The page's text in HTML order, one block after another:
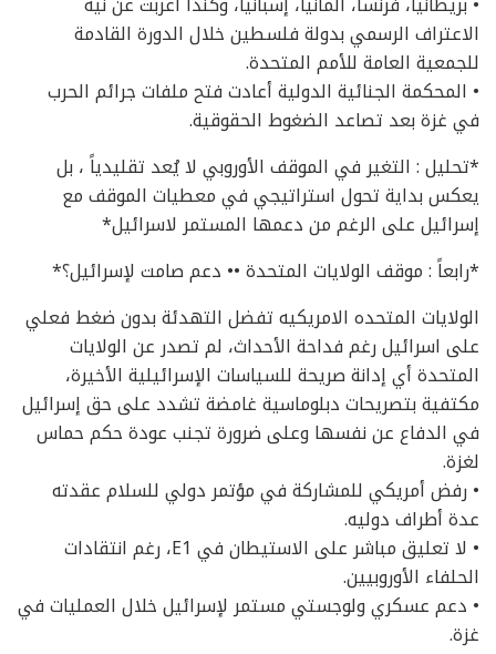
الاعتراف الرسمي بدولة فلسطين خلال الدورة القادمة
للجمعية العامة للأمم المتحدة.
• المحكمة الجنائية الدولية أعادت فتح ملفات جرائم الحرب
في غزة بعد تصاعد الضغوط الحقوقية.
*تحليل : التغير في الموقف الأوروبي لا يُعد تقليدياً ، بل
يعكس بداية تحول استراتيجي في معطيات الموقف مع
إسرائيل على الرغم من دعمها المستمر لاسرائيل*
*رابعاً : موقف الولايات المتحدة •• دعم صامت لإسرائيل؟*
الولايات المتحده الامريكيه تفضل التهدئة بدون ضغط فعلي
على اسرائيل رغم فداحة الأحداث، لم تصدر عن الولايات
المتحدة أي إدانة صريحة للسياسات الإسرائيلية الأخيرة،
مكتفية بتصريحات دبلوماسية غامضة تشدد على حق إسرائيل
في الدفاع عن نفسها وعلى ضرورة تجنب عودة حكم حماس
لغزة.
• رفض أمريكي للمشاركة في مؤتمر دولي للسلام عقدته
عدة أطراف دوليه.
• لا تعليق مباشر على الاستيطان في E1، رغم انتقادات
الحلفاء الأوروبيين.
• دعم عسكري ولوجستي مستمر لإسرائيل خلال العمليات في
غزة.